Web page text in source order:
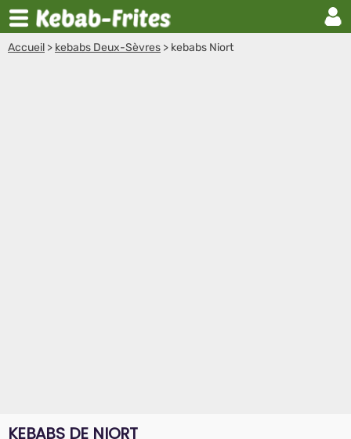
Accueil > kebabs Deux-Sèvres > kebabs Niort
KEBABS DE NIORT